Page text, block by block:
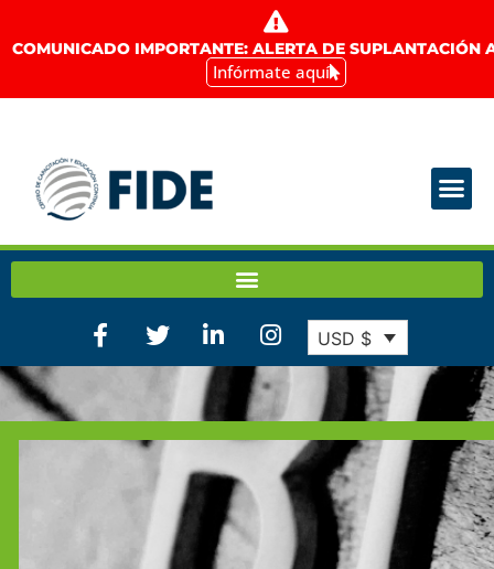
COMUNICADO IMPORTANTE: ALERTA DE SUPLANTACIÓN
Infórmate aquí
USD $